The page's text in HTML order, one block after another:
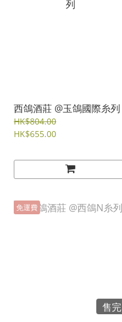
西鴿酒莊 @玉鴿國際糸列
HK$804.00
HK$655.00
免運費
售完